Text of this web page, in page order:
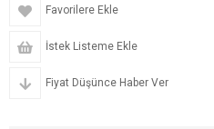
Favorilere Ekle
İstek Listeme Ekle
Fiyat Düşünce Haber Ver